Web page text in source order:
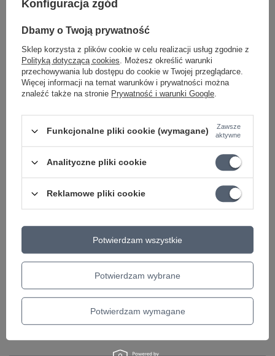
Zamówienia
Status zamówienia
Chcę zareklamować produkt
Chcę odstąpić od umowy
Chcę wymienić produkt
Kontakt
Regulaminy
Konfiguracja zgód
Dbamy o Twoją prywatność
Sklep korzysta z plików cookie w celu realizacji usług zgodnie z
Polityką dotyczącą cookies. Możesz określić warunki
przechowywania lub dostępu do cookie w Twojej przeglądarce.
Więcej informacji na temat warunków i prywatności można
znaleźć także na stronie Prywatność i warunki Google.
Funkcjonalne pliki cookie (wymagane)
Zawsze
aktywne
Analityczne pliki cookie
Reklamowe pliki cookie
Potwierdzam wybrane
Potwierdzam wymagane
Potwierdzam wszystkie